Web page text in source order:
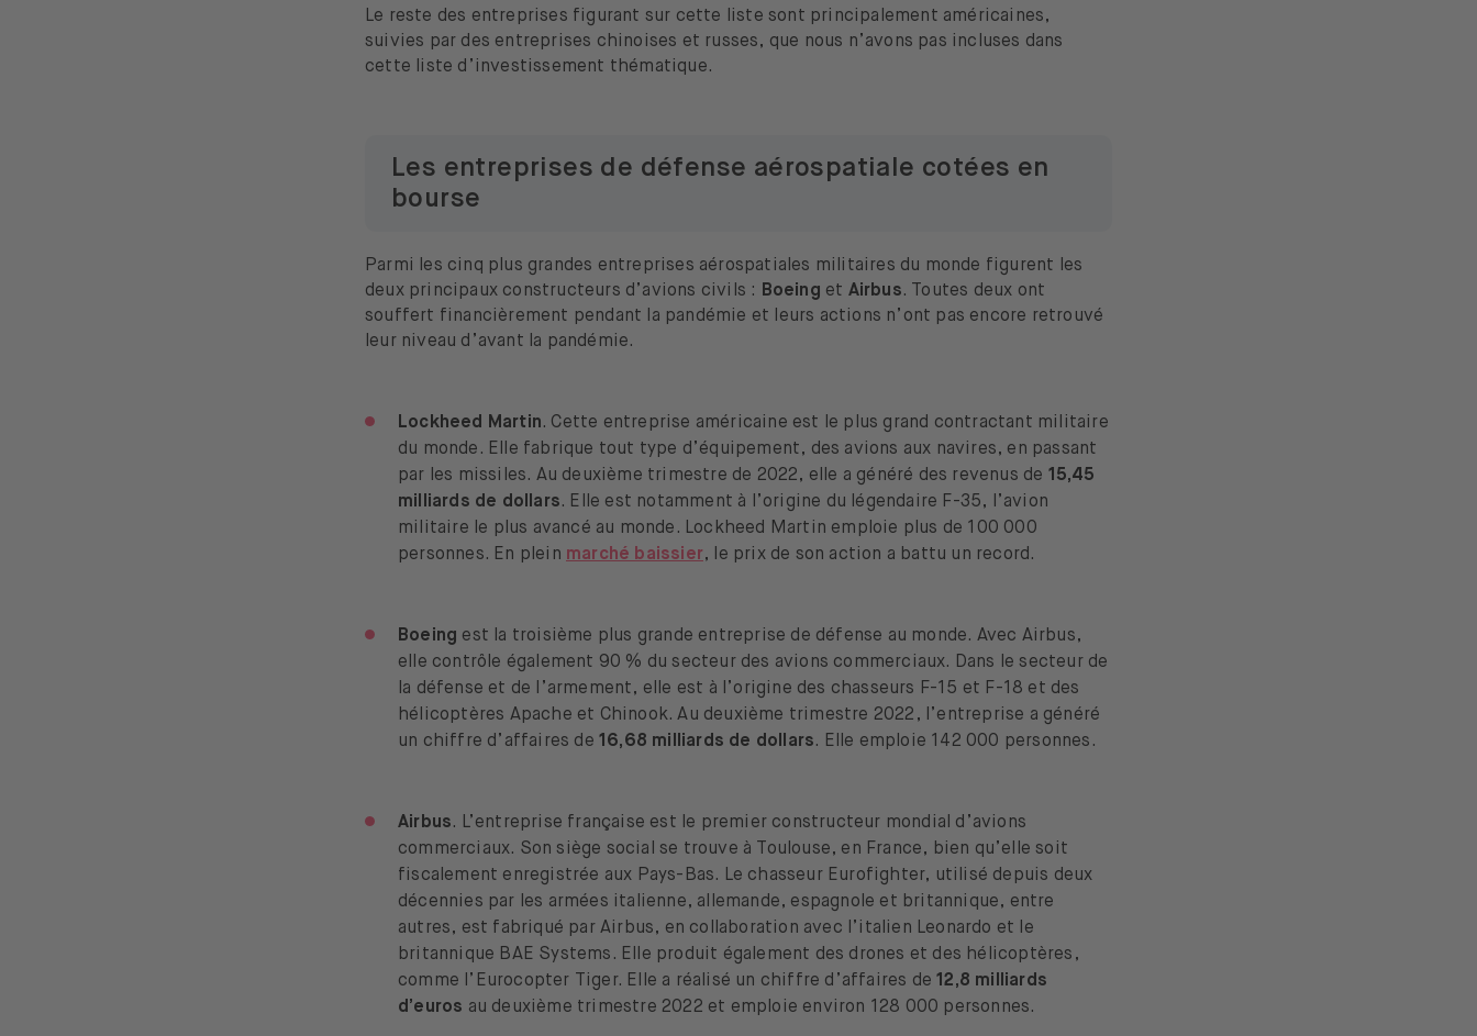
Le reste des entreprises figurant sur cette liste sont principalement américaines,
suivies par des entreprises chinoises et russes, que nous n’avons pas incluses dans
cette liste d’investissement thématique.
Les entreprises de défense aérospatiale cotées en
bourse
Parmi les cinq plus grandes entreprises aérospatiales militaires du monde figurent les
deux principaux constructeurs d’avions civils :
Boeing et Airbus. Toutes deux ont
souffert financièrement pendant la pandémie et leurs actions n’ont pas encore retrouvé
leur niveau d’avant la pandémie.
Lockheed Martin. Cette entreprise américaine est le plus grand contractant militaire
du monde. Elle fabrique tout type d’équipement, des avions aux navires, en passant
par les missiles. Au deuxième trimestre de 2022, elle a généré des revenus de 15,45
milliards de dollars. Elle est notamment à l’origine du légendaire F-35, l’avion
militaire le plus avancé au monde. Lockheed Martin emploie plus de 100 000
personnes. En plein marché baissier, le prix de son action a battu un record.
Boeing est la troisième plus grande entreprise de défense au monde. Avec Airbus,
elle contrôle également 90 % du secteur des avions commerciaux. Dans le secteur de
la défense et de l’armement, elle est à l’origine des chasseurs F-15 et F-18 et des
hélicoptères Apache et Chinook. Au deuxième trimestre 2022, l’entreprise a généré
un chiffre d’affaires de 16,68 milliards de dollars. Elle emploie 142 000 personnes.
Airbus. L’entreprise française est le premier constructeur mondial d’avions
commerciaux. Son siège social se trouve à Toulouse, en France, bien qu’elle soit
fiscalement enregistrée aux Pays-Bas. Le chasseur Eurofighter, utilisé depuis deux
décennies par les armées italienne, allemande, espagnole et britannique, entre
autres, est fabriqué par Airbus, en collaboration avec l’italien Leonardo et le
britannique BAE Systems. Elle produit également des drones et des hélicoptères,
comme l’Eurocopter Tiger. Elle a réalisé un chiffre d’affaires de12,8 milliards
d’euros au deuxième trimestre 2022 et emploie environ 128 000 personnes.